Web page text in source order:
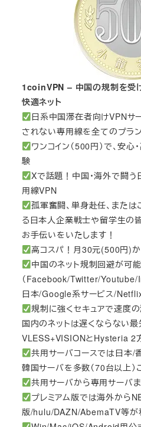
1coinVPN – 中国の規制を受
快適ネット
日系中国滞在者向けVPNサ
されない専用線を全てのプラ
ワンコイン（500円）で、安心
験
Xで話題！中国・海外で闘
用線VPN
孤軍奮闘、単身赴任、また
る日本人企業戦士や留学生の
お手伝いをいたします！
高コスパ！月30元(500円)
中国のネット規制回避が可
（Facebook/Twitter/
日本/Google系サービス/
規制に強くセキュアで速度
国内のネットは遅くならない
VLESS+VISIONとHysteria 2
共用サーバコースでは日本/
韓国サーバを多数（70台以上
共用サーバから専用サーバ
プレミアム版では海外から
版/hulu/DAZN/AbemaTV等が